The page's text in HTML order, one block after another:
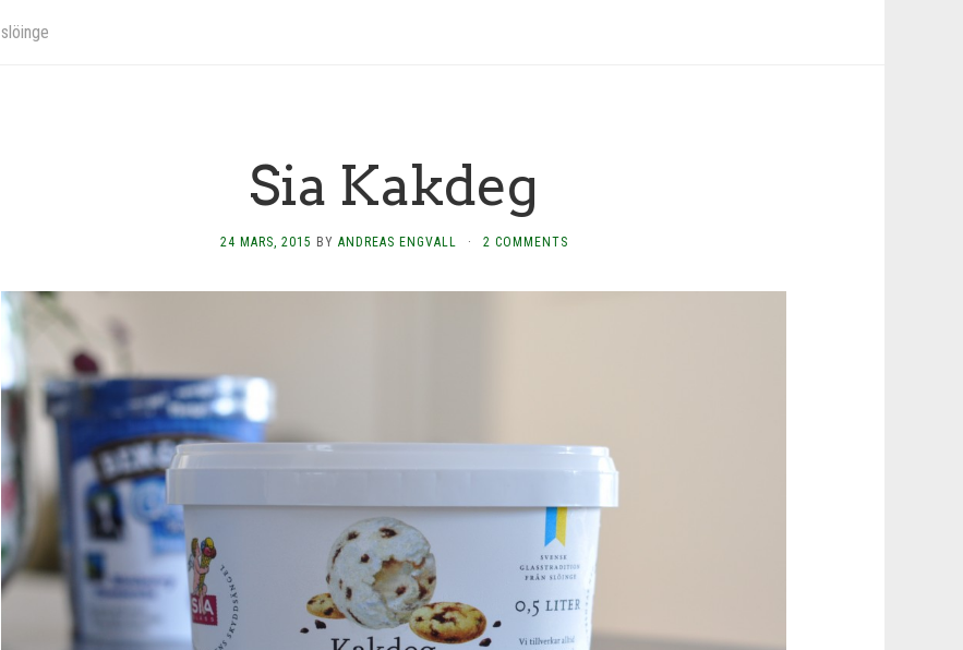
slöinge
Sia Kakdeg
24 MARS, 2015 BY ANDREAS ENGVALL · 2 COMMENTS